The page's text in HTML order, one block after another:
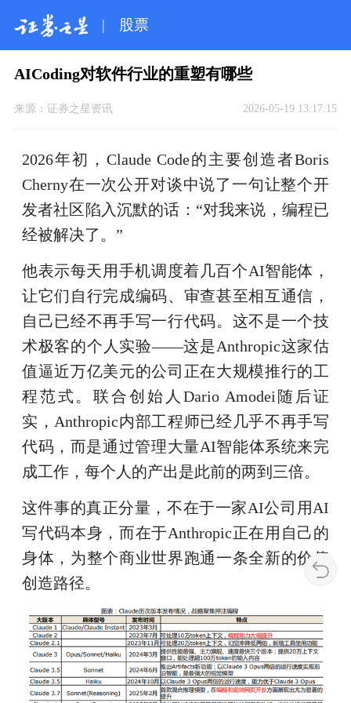
| 股票
AICoding对软件行业的重塑有哪些
来源： 证券之星资讯 2026-05-19 13:17:15
2026年初，Claude Code的主要创造者Boris
Cherny在一次公开对谈中说了一句让整个开
发者社区陷入沉默的话：“对我来说，编程已
经被解决了。”
他表示每天用手机调度着几百个AI智能体，
让它们自行完成编码、审查甚至相互通信，
自己已经不再手写一行代码。这不是一个技
术极客的个人实验——这是Anthropic这家估
值逼近万亿美元的公司正在大规模推行的工
程范式。联合创始人Dario Amodei随后证
实，Anthropic内部工程师已经几乎不再手写
代码，而是通过管理大量AI智能体系统来完
成工作，每个人的产出是此前的两到三倍。
这件事的真正分量，不在于一家AI公司用AI
写代码本身，而在于Anthropic正在用自己的
身体，为整个商业世界跑通一条全新的价值
创造路径。